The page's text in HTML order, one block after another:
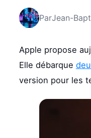
ParJean-
Apple propose
Elle débarque
version pour les